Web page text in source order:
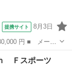
提携サイト 8月3日
： ＮＸ３５
モニター 本革
Ｆスポーツ